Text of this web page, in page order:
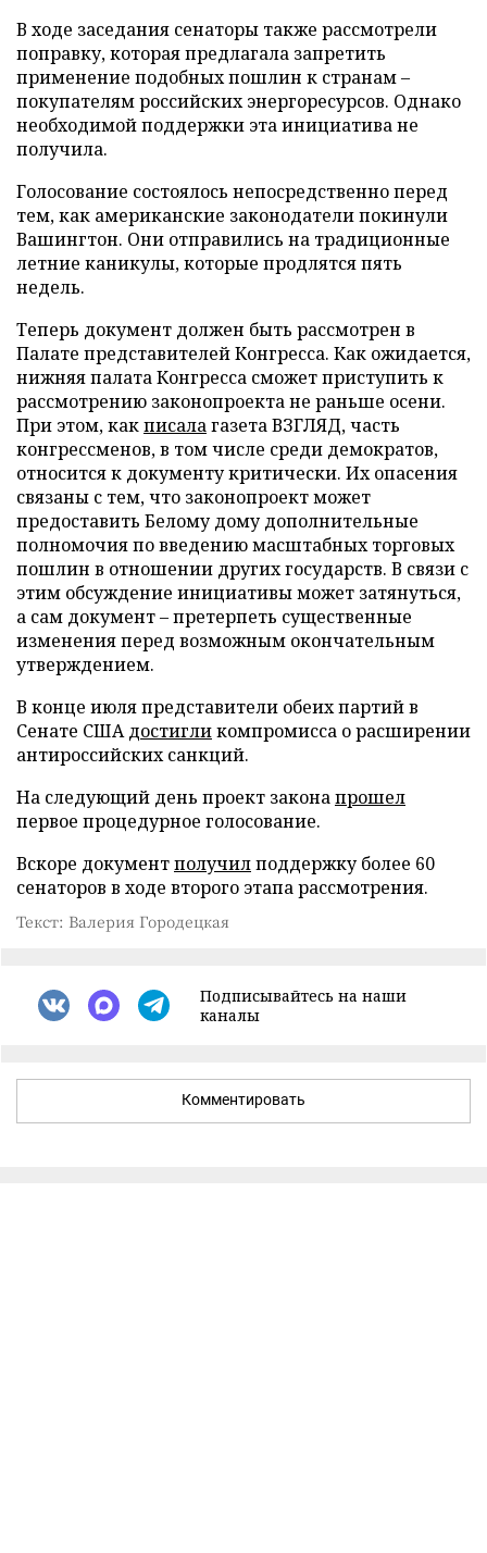
В ходе заседания сенаторы также рассмотрели
поправку, которая предлагала запретить
применение подобных пошлин к странам –
покупателям российских энергоресурсов. Однако
необходимой поддержки эта инициатива не
получила.
Голосование состоялось непосредственно перед
тем, как американские законодатели покинули
Вашингтон. Они отправились на традиционные
летние каникулы, которые продлятся пять
недель.
Теперь документ должен быть рассмотрен в
Палате представителей Конгресса. Как ожидается,
нижняя палата Конгресса сможет приступить к
рассмотрению законопроекта не раньше осени.
При этом, какписалагазета ВЗГЛЯД, часть
конгрессменов, в том числе среди демократов,
относится к документу критически. Их опасения
связаны с тем, что законопроект может
предоставить Белому дому дополнительные
полномочия по введению масштабных торговых
пошлин в отношении других государств. В связи с
этим обсуждение инициативы может затянуться,
а сам документ – претерпеть существенные
изменения перед возможным окончательным
утверждением.
В конце июля представители обеих партий в
Сенате СШАдостигликомпромисса о расширении
антироссийских санкций.
На следующий день проект законапрошел
первое процедурное голосование.
Вскоре документполучилподдержку более 60
сенаторов в ходе второго этапа рассмотрения.
Текст: Валерия Городецкая
Подписывайтесь на наши
каналы
Комментировать